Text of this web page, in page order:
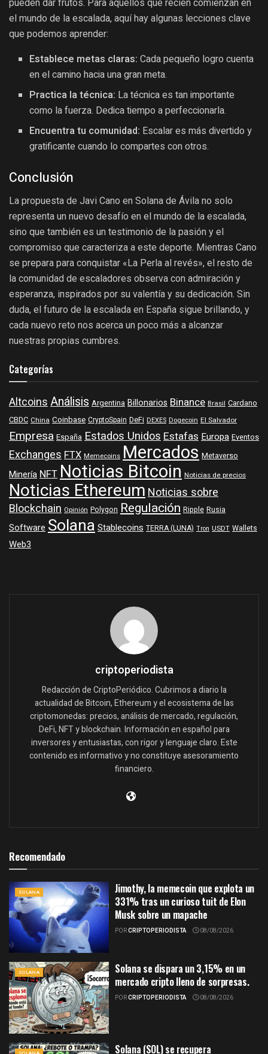
pueden dar frutos. Para aquellos que recién comienzan en
el mundo de la escalada, aquí hay algunas lecciones clave
que podemos aprender:
Establece metas claras: Cada pequeño logro cuenta
en el camino hacia una gran meta.
Practica la técnica: La técnica es tan importante
como la fuerza. Dedica tiempo a perfeccionarla.
Encuentra tu comunidad: Escalar es más divertido y
gratificante cuando lo compartes con otros.
Conclusión
La propuesta de Javi Cano en Solana de Ávila no solo
representa un nuevo desafío en el mundo de la escalada,
sino que también es un testimonio de la pasión y el
compromiso que caracteriza a este deporte. Mientras Cano
se prepara para conquistar «La Perla al revés», el resto de
la comunidad de escaladores observa con admiración y
esperanza, inspirados por su valentía y su dedicación. Sin
duda, el futuro de la escalada en España sigue brillando, y
cada nuevo reto nos acerca un poco más a alcanzar
nuestras propias cumbres.
Categorías
Altcoins Análisis Argentina Billonarios Binance Brasil Cardano
CBDC China Coinbase CryptoSpain DeFi DEXES Dogecoin El Salvador
Empresa España Estados Unidos Estafas Europa Eventos
Exchanges FTX Memecoins Mercados Metaverso
Minería NFTNoticias Bitcoin Noticias de precios
Noticias EthereumNoticias sobre
Blockchain Opinión Polygon Regulación Ripple Rusia
Software Solana Stablecoins TERRA (LUNA) Tron USDT Wallets
Web3
criptoperiodista
Redacción de CriptoPeriódico. Cubrimos a diario la
actualidad de Bitcoin, Ethereum y el ecosistema de las
criptomonedas: precios, análisis de mercado, regulación,
DeFi, NFT y blockchain. Información en español para
inversores y entusiastas, con rigor y lenguaje claro. Este
contenido es informativo y no constituye asesoramiento
financiero.
Recomendado
SOLANA
Jimothy, la memecoin que explota un
331% tras un curioso tuit de Elon
Musk sobre un mapache
PORCRIPTOPERIODISTA 08/08/2026
SOLANA
Solana se dispara un 3,15% en un
mercado cripto lleno de sorpresas.
PORCRIPTOPERIODISTA 08/08/2026
Solana (SOL) se recupera